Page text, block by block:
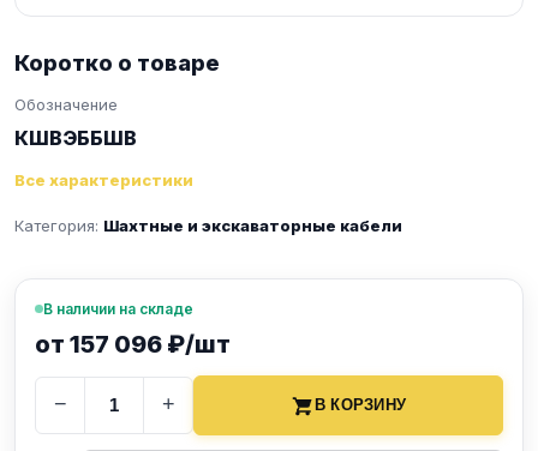
Коротко о товаре
Обозначение
КШВЭББШВ
Все характеристики
Категория: Шахтные и экскаваторные кабели
В наличии на складе
от 157 096 ₽/шт
− + В КОРЗИНУ